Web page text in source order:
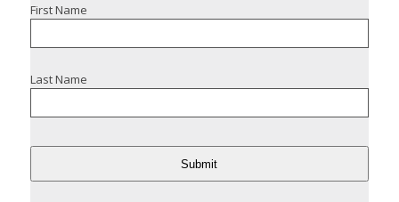
First Name
Last Name
Submit